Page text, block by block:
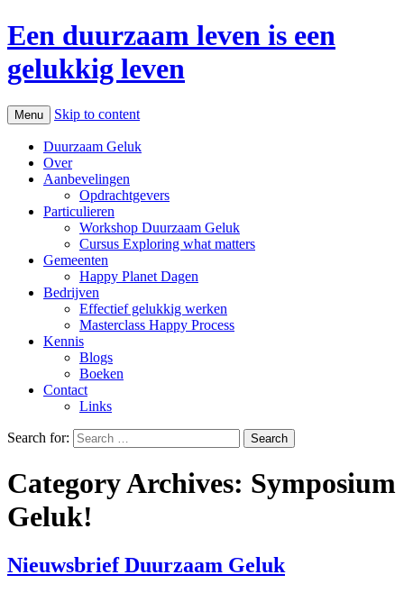
Een duurzaam leven is een
gelukkig leven
Menu Skip to content
Duurzaam Geluk
Over
Aanbevelingen
Opdrachtgevers
Particulieren
Workshop Duurzaam Geluk
Cursus Exploring what matters
Gemeenten
Happy Planet Dagen
Bedrijven
Effectief gelukkig werken
Masterclass Happy Process
Kennis
Blogs
Boeken
Contact
Links
Search for:
Category Archives: Symposium
Geluk!
Nieuwsbrief Duurzaam Geluk